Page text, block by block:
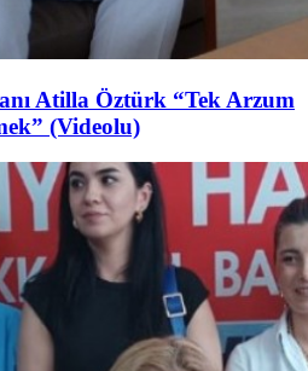
Atilla Öztürk “Tek Arzum
(Videolu)